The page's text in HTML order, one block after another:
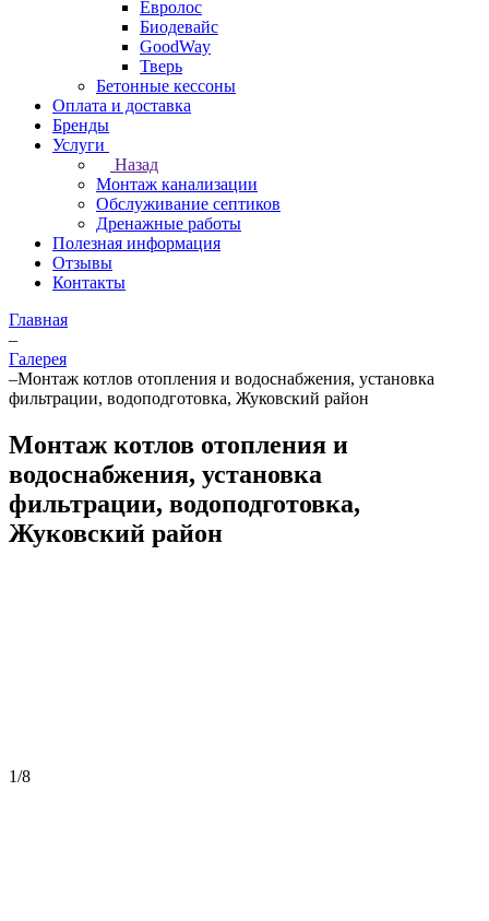
Евролос
Биодевайс
GoodWay
Тверь
Бетонные кессоны
Оплата и доставка
Бренды
Услуги
Назад
Монтаж канализации
Обслуживание септиков
Дренажные работы
Полезная информация
Отзывы
Контакты
Главная
–
Галерея
–Монтаж котлов отопления и водоснабжения, установка
фильтрации, водоподготовка, Жуковский район
Монтаж котлов отопления и
водоснабжения, установка
фильтрации, водоподготовка,
Жуковский район
1/8